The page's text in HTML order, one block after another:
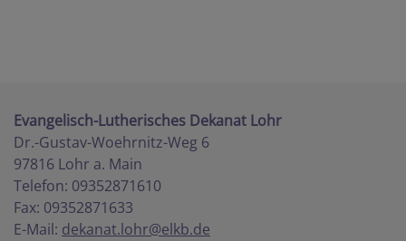
Evangelisch-Lutherisches Dekanat Lohr
Dr.-Gustav-Woehrnitz-Weg 6
97816 Lohr a. Main
Telefon: 09352871610
Fax: 09352871633
E-Mail: dekanat.lohr@elkb.de